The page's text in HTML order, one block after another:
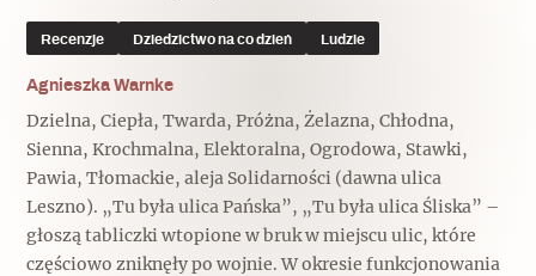
Recenzje Dziedzictwo na co dzień Ludzie
Agnieszka Warnke
Dzielna, Ciepła, Twarda, Próżna, Żelazna, Chłodna,
Sienna, Krochmalna, Elektoralna, Ogrodowa, Stawki,
Pawia, Tłomackie, aleja Solidarności (dawna ulica
Leszno). „Tu była ulica Pańska”, „Tu była ulica Śliska” –
głoszą tabliczki wtopione w bruk w miejscu ulic, które
częściowo zniknęły po wojnie. W okresie funkcjonowania